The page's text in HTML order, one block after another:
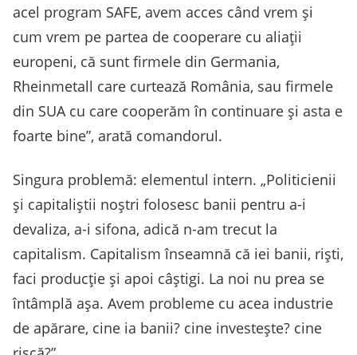
acel program SAFE, avem acces când vrem și
cum vrem pe partea de cooperare cu aliații
europeni, că sunt firmele din Germania,
Rheinmetall care curtează România, sau firmele
din SUA cu care cooperăm în continuare și asta e
foarte bine”, arată comandorul.
Singura problemă: elementul intern. „Politicienii
și capitaliștii noștri folosesc banii pentru a-i
devaliza, a-i sifona, adică n-am trecut la
capitalism. Capitalism înseamnă că iei banii, riști,
faci producție și apoi câștigi. La noi nu prea se
întâmplă așa. Avem probleme cu acea industrie
de apărare, cine ia banii? cine investește? cine